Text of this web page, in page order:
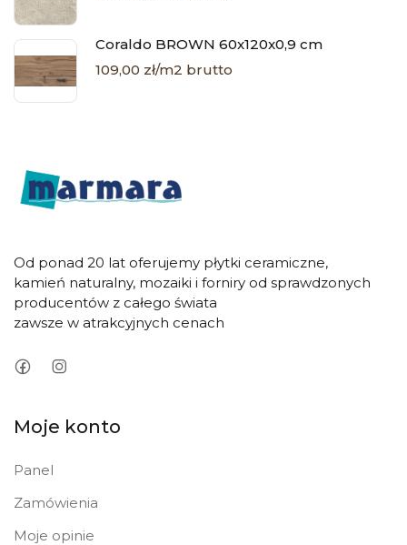
Coraldo BROWN 60x120x0,9 cm
109,00 zł/m2 brutto
Od ponad 20 lat oferujemy płytki ceramiczne,
kamień naturalny, mozaiki i forniry od sprawdzonych
producentów z całego świata
zawsze w atrakcyjnych cenach
Moje konto
Panel
Zamówienia
Moje opinie